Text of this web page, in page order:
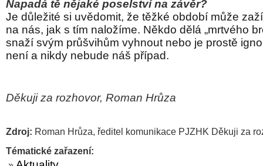
Napadá tě nějaké poselství na závěr?
Je důležité si uvědomit, že těžké období může
na nás, jak s tím naložíme. Někdo dělá „mrtvého
snaží svým průšvihům vyhnout nebo je prostě
není a nikdy nebude náš případ.
Děkuji za rozhovor, Roman Hrůza
Zdroj: Roman Hrůza, ředitel komunikace PJZHK Děkuji za
Tématické zařazení: